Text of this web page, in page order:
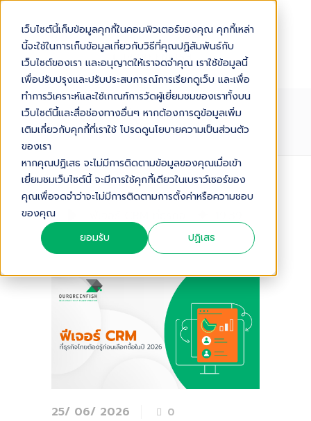
เว็บไซต์นี้เก็บข้อมูลคุกกี้ในคอมพิวเตอร์ของคุณ คุกกี้เหล่า
นี้จะใช้ในการเก็บข้อมูลเกี่ยวกับวิธีที่คุณปฏิสัมพันธ์กับ
เว็บไซต์ของเรา และอนุญาตให้เราจดจำคุณ เราใช้ข้อมูลนี้
เพื่อปรับปรุงและปรับประสบการณ์การเรียกดูเว็บ และเพื่อ
ทำการวิเคราะห์และใช้เกณฑ์การวัดผู้เยี่ยมชมของเราทั้งบน
เว็บไซต์นี้และสื่อช่องทางอื่นๆ หากต้องการดูข้อมูลเพิ่ม
เติมเกี่ยวกับคุกกี้ที่เราใช้ โปรดดูนโยบายความเป็นส่วนตัว
ของเรา
หากคุณปฏิเสธ จะไม่มีการติดตามข้อมูลของคุณเมื่อเข้า
เยี่ยมชมเว็บไซต์นี้ จะมีการใช้คุกกี้เดียวในเบราว์เซอร์ของ
คุณเพื่อจดจำว่าจะไม่มีการติดตามการตั้งค่าหรือความชอบ
ของคุณ
ยอมรับ
ปฏิเสธ
ฟีเจอร์ CRM ที่ธุรกิจไทยต้องรู้ก่อน
เลือกซื้อในปี 2026
Audio Version
25/ 06/ 2026
0